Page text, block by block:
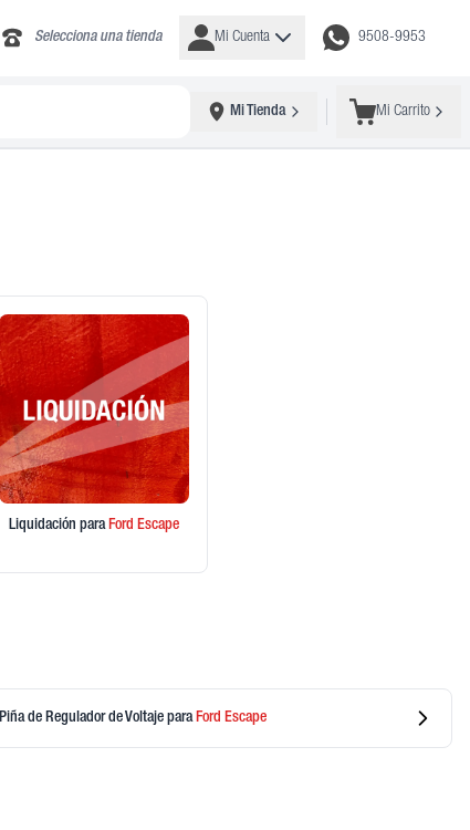
Selecciona una tienda Mi Cuenta 9508-9953
Mi Tienda Mi Carrito
Liquidación paraFord Escape
Piña de Regulador de Voltajepara Ford Escape